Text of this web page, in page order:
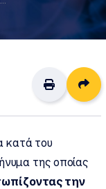
κατά του
της οποίας
την